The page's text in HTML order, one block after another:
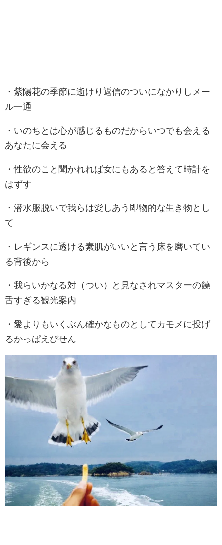
・紫陽花の季節に逝けり返信のついになかりしメー
ル一通
・いのちとは心が感じるものだからいつでも会える
あなたに会える
・性欲のこと聞かれれば女にもあると答えて時計を
はずす
・潜水服脱いで我らは愛しあう即物的な生き物とし
て
・レギンスに透ける素肌がいいと言う床を磨いてい
る背後から
・我らいかなる対（つい）と見なされマスターの饒
舌すぎる観光案内
・愛よりもいくぶん確かなものとしてカモメに投げ
るかっぱえびせん